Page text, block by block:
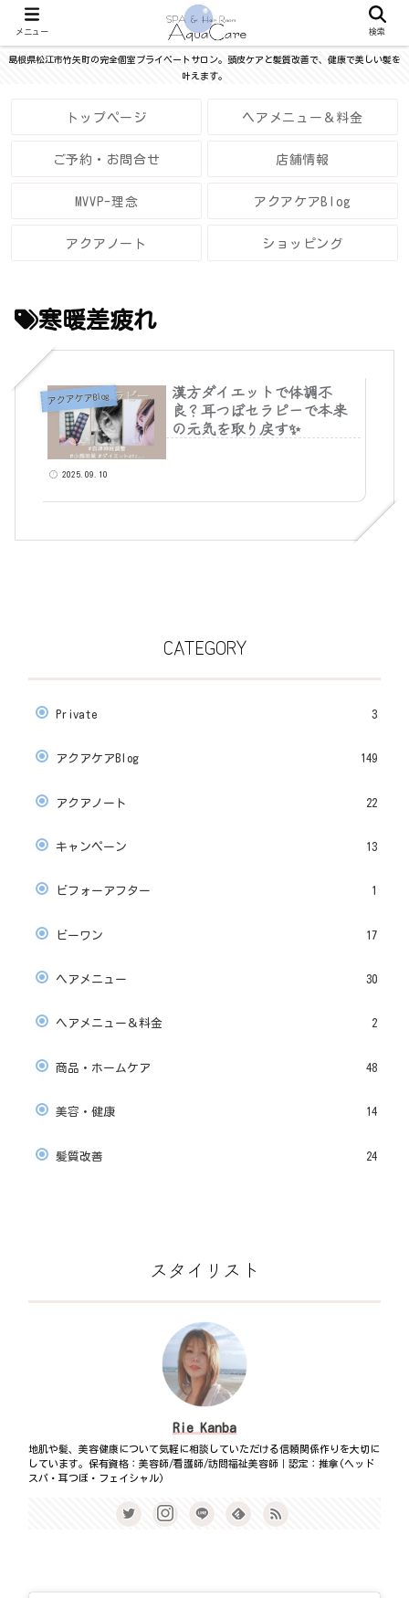
島根県松江市竹矢町の完全個室プライベートサロン。頭皮ケアと髪質改善で、健康で美しい髪を
叶えます。
トップページ ヘアメニュー＆料金
ご予約・お問合せ 店舗情報
MVVP-理念 アクアケアBlog
アクアノート ショッピング
寒暖差疲れ
アクアケアBlog
漢方ダイエットで体調不
良？耳つぼセラピーで本来
の元気を取り戻す✨
2025.09.10
CATEGORY
Private 3
アクアケアBlog 149
アクアノート 22
キャンペーン 13
ビフォーアフター 1
ビーワン 17
ヘアメニュー 30
ヘアメニュー＆料金 2
商品・ホームケア 48
美容・健康 14
髪質改善 24
スタイリスト
Rie Kanba
地肌や髪、美容健康について気軽に相談していただける信頼関係作りを大切に
しています。保有資格：美容師/看護師/訪問福祉美容師｜認定：推拿(ヘッド
スパ・耳つぼ・フェイシャル)
メニュー 検索